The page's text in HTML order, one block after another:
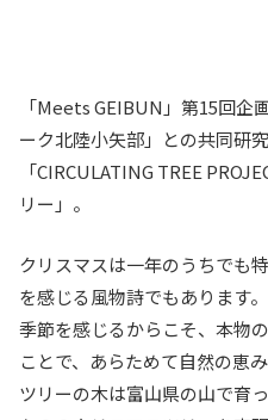
国際交
「Meets GEIBUN 」第15回企
ーク北陸小矢部」との共同研
「CIRCULATING TREE
リー」。
クリスマスは一年のうちでも
を感じる風物詩でもあります。
季節を感じるからこそ、本物
ことで、あらためて自然の恵
ツリーの木は富山県の山で育